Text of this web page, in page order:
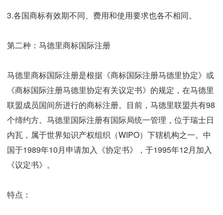
3.各国商标有效期不同、费用和使用要求也各不相同。
第二种：马德里商标国际注册
马德里商标国际注册是根据《商标国际注册马德里协定》或
《商标国际注册马德里协定有关议定书》的规定，在马德里
联盟成员国间所进行的商标注册。目前，马德里联盟共有98
个缔约方。马德里国际注册有国际局统一管理，位于瑞士日
内瓦，属于世界知识产权组织（WIPO）下辖机构之一。中
国于1989年10月申请加入《协定书》，于1995年12月加入
《议定书》。
特点：